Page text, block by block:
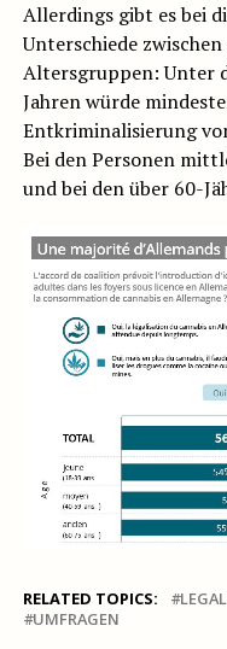
Allerdings gibt es bei
Unterschiede
Altersgruppen: Unter
Jahren würde
Entkriminalisierung
Bei den Personen
und bei den über 60-
RELATED TOPICS:
UMFRAGEN